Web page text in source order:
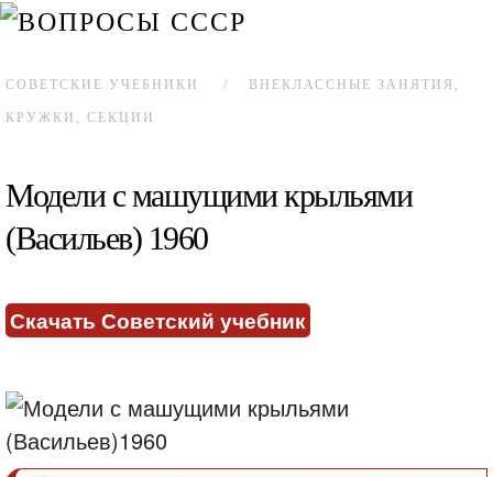
СОВЕТСКИЕ УЧЕБНИКИ ВНЕКЛАССНЫЕ ЗАНЯТИЯ,
КРУЖКИ, СЕКЦИИ
Модели с машущими крыльями
(Васильев) 1960
Скачать Советский учебник